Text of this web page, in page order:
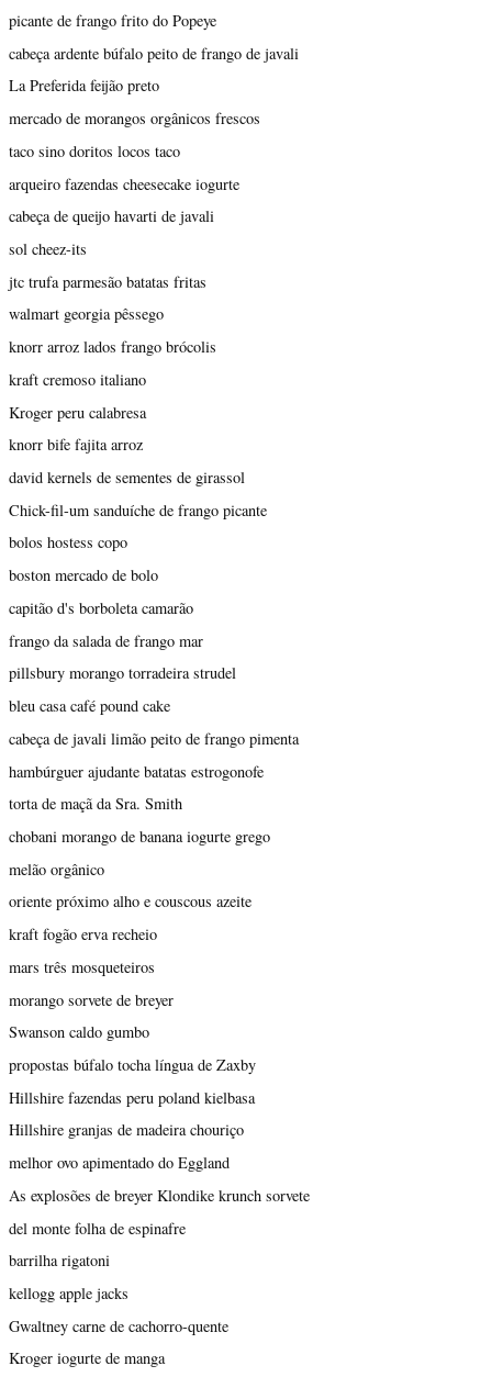
picante de frango frito do Popeye
cabeça ardente búfalo peito de frango de javali
La Preferida feijão preto
mercado de morangos orgânicos frescos
taco sino doritos locos taco
arqueiro fazendas cheesecake iogurte
cabeça de queijo havarti de javali
sol cheez-its
jtc trufa parmesão batatas fritas
walmart georgia pêssego
knorr arroz lados frango brócolis
kraft cremoso italiano
Kroger peru calabresa
knorr bife fajita arroz
david kernels de sementes de girassol
Chick-fil-um sanduíche de frango picante
bolos hostess copo
boston mercado de bolo
capitão d's borboleta camarão
frango da salada de frango mar
pillsbury morango torradeira strudel
bleu casa café pound cake
cabeça de javali limão peito de frango pimenta
hambúrguer ajudante batatas estrogonofe
torta de maçã da Sra. Smith
chobani morango de banana iogurte grego
melão orgânico
oriente próximo alho e couscous azeite
kraft fogão erva recheio
mars três mosqueteiros
morango sorvete de breyer
Swanson caldo gumbo
propostas búfalo tocha língua de Zaxby
Hillshire fazendas peru poland kielbasa
Hillshire granjas de madeira chouriço
melhor ovo apimentado do Eggland
As explosões de breyer Klondike krunch sorvete
del monte folha de espinafre
barrilha rigatoni
kellogg apple jacks
Gwaltney carne de cachorro-quente
Kroger iogurte de manga